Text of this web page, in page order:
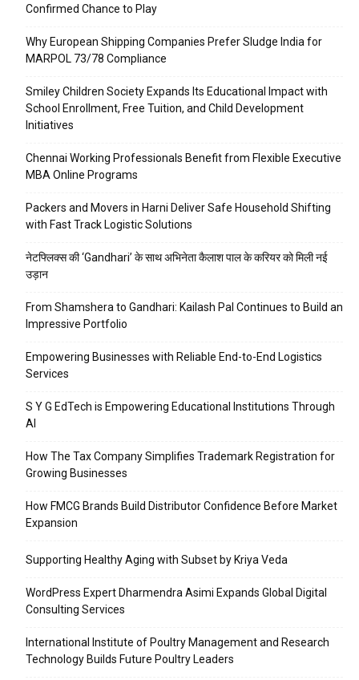
Confirmed Chance to Play
Why European Shipping Companies Prefer Sludge India for
MARPOL 73/78 Compliance
Smiley Children Society Expands Its Educational Impact with
School Enrollment, Free Tuition, and Child Development
Initiatives
Chennai Working Professionals Benefit from Flexible Executive
MBA Online Programs
Packers and Movers in Harni Deliver Safe Household Shifting
with Fast Track Logistic Solutions
नेटफ्लिक्स की ‘Gandhari’ के साथ अभिनेता कैलाश पाल के करियर को मिली नई
उड़ान
From Shamshera to Gandhari: Kailash Pal Continues to Build an
Impressive Portfolio
Empowering Businesses with Reliable End-to-End Logistics
Services
S Y G EdTech is Empowering Educational Institutions Through
AI
How The Tax Company Simplifies Trademark Registration for
Growing Businesses
How FMCG Brands Build Distributor Confidence Before Market
Expansion
Supporting Healthy Aging with Subset by Kriya Veda
WordPress Expert Dharmendra Asimi Expands Global Digital
Consulting Services
International Institute of Poultry Management and Research
Technology Builds Future Poultry Leaders